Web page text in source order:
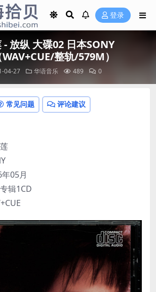
登录
- 放纵 大碟02 日本SONY
整轨/579M）
04-27 华语音乐 489 0
常见问题 评论建议
05月
辑1CD